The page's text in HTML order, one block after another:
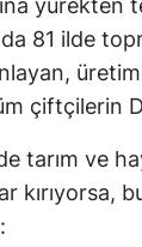
81 ilde
çiftçilerin
tarım ve
kırıyorsa,